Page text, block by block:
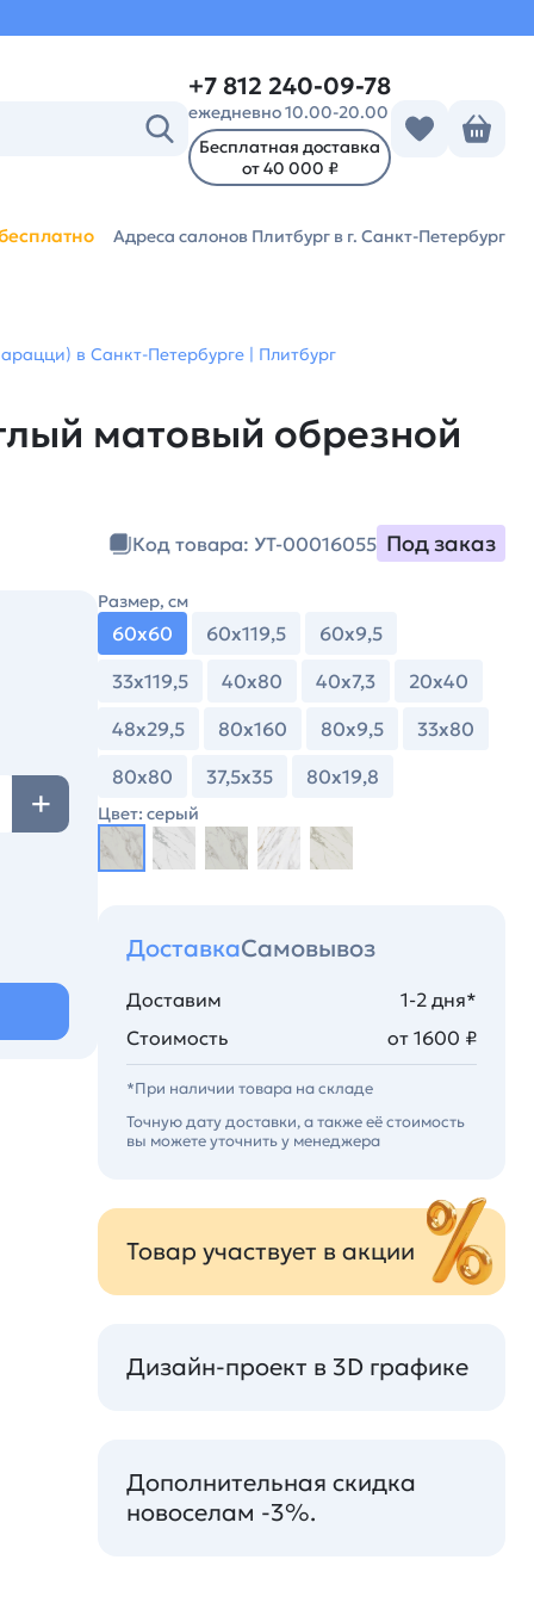
+7 812 240-09-78
ежедневно 10.00-20.00
Бесплатная доставка
от 40 000 ₽
Адреса салонов Плитбург в г. Санкт-Петербург
в Санкт-Петербурге | Плитбург
матовый обрезной
Код товара: УТ-00016055 Под заказ
Размер, см
60х60 60х119,5
60х9,5
33х119,5
40х80 40х7,3
20х40
48х29,5
80х160 80х9,5
33х80
80х80
37,5х35 80х19,8
Цвет: серый
ДоставкаСамовывоз
Доставим
1-2 дня*
Стоимость
от 1600 ₽
*При наличии товара на складе
Точную дату доставки, а также её стоимость
вы можете уточнить у менеджера
Товар участвует в акции
Дизайн-проект в 3D графике
Дополнительная скидка
новоселам -3%.